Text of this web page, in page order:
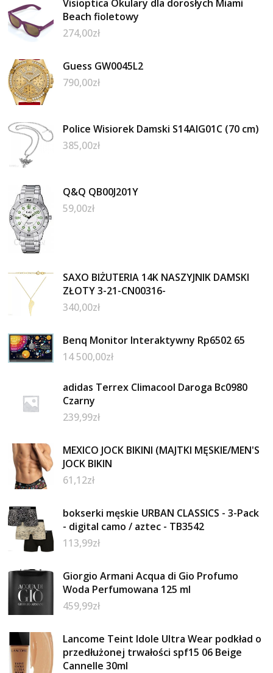
Visioptica Okulary dla dorosłych Miami
Beach fioletowy
274,00zł
Guess GW0045L2
790,00zł
Police Wisiorek Damski S14AIG01C (70 cm)
385,00zł
Q&Q QB00J201Y
59,00zł
SAXO BIŻUTERIA 14K NASZYJNIK DAMSKI
ZŁOTY 3-21-CN00316-
340,00zł
Benq Monitor Interaktywny Rp6502 65
14 500,00zł
adidas Terrex Climacool Daroga Bc0980
Czarny
239,99zł
MEXICO JOCK BIKINI (MAJTKI MĘSKIE/MEN'S
JOCK BIKIN
61,12zł
bokserki męskie URBAN CLASSICS - 3-Pack
- digital camo / aztec - TB3542
113,99zł
Giorgio Armani Acqua di Gio Profumo
Woda Perfumowana 125 ml
459,99zł
Lancome Teint Idole Ultra Wear podkład o
przedłużonej trwałości spf15 06 Beige
Cannelle 30ml